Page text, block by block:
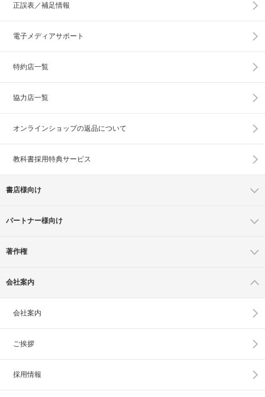
正誤表／補足情報
電子メディアサポート
特約店一覧
協力店一覧
オンラインショップの返品について
教科書採用特典サービス
書店様向け
パートナー様向け
著作権
会社案内
会社案内
ご挨拶
採用情報